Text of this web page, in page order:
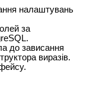
налаштувань
за
до зависання
виразів.